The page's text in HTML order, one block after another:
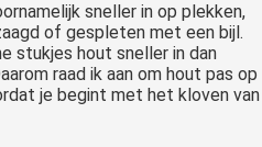
sneller in op plekken,
of gespleten met een bijl.
stukjes hout sneller in dan
raad ik aan om hout pas op
je begint met het kloven van